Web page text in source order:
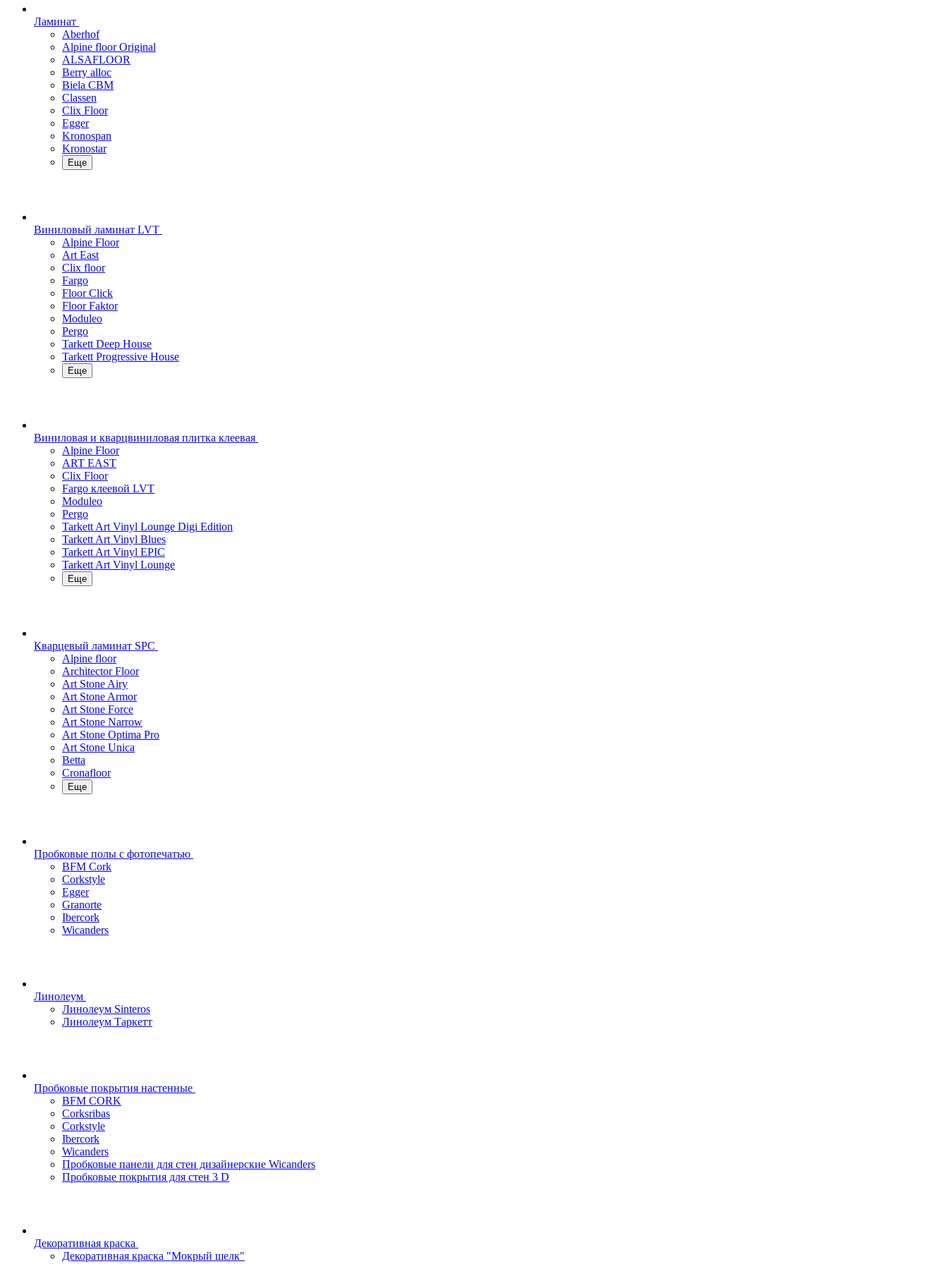
Ламинат
Aberhof
Alpine floor Original
ALSAFLOOR
Berry alloc
Biela CBM
Classen
Clix Floor
Egger
Kronospan
Kronostar
Еще
Виниловый ламинат LVT
Alpine Floor
Art East
Clix floor
Fargo
Floor Click
Floor Faktor
Moduleo
Pergo
Tarkett Deep House
Tarkett Progressive House
Еще
Виниловая и кварцвиниловая плитка клеевая
Alpine Floor
ART EAST
Clix Floor
Fargo клеевой LVT
Moduleo
Pergo
Tarkett Art Vinyl Lounge Digi Edition
Tarkett Art Vinyl Blues
Tarkett Art Vinyl EPIC
Tarkett Art Vinyl Lounge
Еще
Кварцевый ламинат SPC
Alpine floor
Architector Floor
Art Stone Airy
Art Stone Armor
Art Stone Force
Art Stone Narrow
Art Stone Optima Pro
Art Stone Unica
Betta
Cronafloor
Еще
Пробковые полы с фотопечатью
BFM Cork
Corkstyle
Egger
Granorte
Ibercork
Wicanders
Линолеум
Линолеум Sinteros
Линолеум Таркетт
Пробковые покрытия настенные
BFM CORK
Corksribas
Corkstyle
Ibercork
Wicanders
Пробковые панели для стен дизайнерские Wicanders
Пробковые покрытия для стен 3 D
Декоративная краска
Декоративная краска "Мокрый шелк"